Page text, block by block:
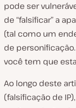
pode ser
de “falsificar” a
(tal como um
de
você tem que
Ao longo deste
(falsificação de